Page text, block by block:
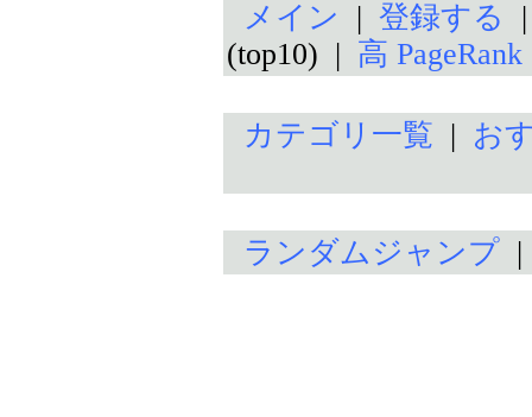
メイン | 登録する
(top10) | 高
カテゴリ一覧 | お
ランダムジャンプ